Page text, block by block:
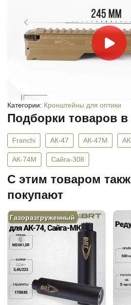
Категории: Кронштейны для оптики
Подборки товаров в
Franchi АК-47 АК-47М
АК-74М Сайга-308
C этим товаром
покупают
Газоразгруженный